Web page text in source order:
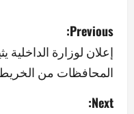
P
o
s
Previous:
إعلان لوزارة
المحافظات من
Next: